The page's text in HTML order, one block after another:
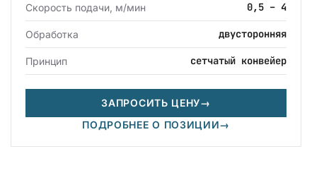
Скорость подачи, м/мин 0,5 – 4
Обработка двусторонняя
Принцип сетчатый конвейер
ЗАПРОСИТЬ ЦЕНУ→
ПОДРОБНЕЕ О ПОЗИЦИИ→